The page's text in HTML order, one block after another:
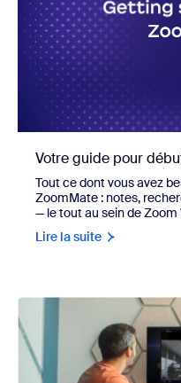
Votre guide pour
Tout ce dont vous avez
ZoomMate : notes,
— le tout au sein de Zoom
Lire la suite